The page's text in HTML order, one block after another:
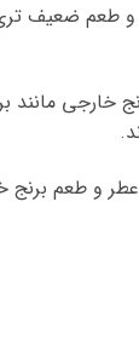
و طعم ضعیف
خارجی مانند
عطر و طعم برنج